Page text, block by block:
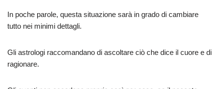
In poche parole, questa situazione sarà in grado di cambiare
tutto nei minimi dettagli.
Gli astrologi raccomandano di ascoltare ciò che dice il cuore e di
ragionare.